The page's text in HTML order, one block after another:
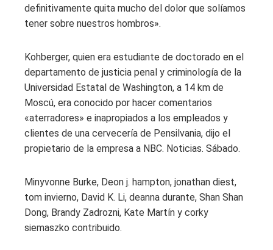
definitivamente quita mucho del dolor que solíamos
tener sobre nuestros hombros».
Kohberger, quien era estudiante de doctorado en el
departamento de justicia penal y criminología de la
Universidad Estatal de Washington, a 14 km de
Moscú, era conocido por hacer comentarios
«aterradores» e inapropiados a los empleados y
clientes de una cervecería de Pensilvania, dijo el
propietario de la empresa a NBC. Noticias. Sábado.
Minyvonne Burke, Deon j. hampton, jonathan diest,
tom invierno, David K. Li, deanna durante, Shan Shan
Dong, Brandy Zadrozni, Kate Martín y corky
siemaszko contribuido.